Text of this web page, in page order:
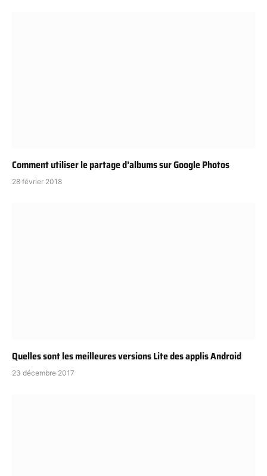
Comment utiliser le partage d’albums sur Google Photos
28 février 2018
Quelles sont les meilleures versions Lite des applis Android
23 décembre 2017